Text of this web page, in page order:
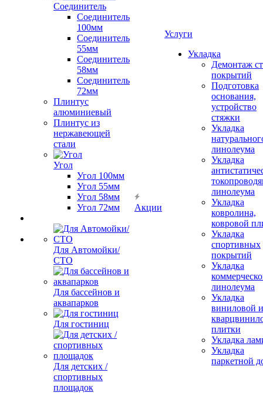
Соединитель
Соединитель
100мм
Соединитель
55мм
Соединитель
58мм
Соединитель
72мм
Плинтус
алюминиевый
Плинтус из
нержавеющей
стали
Угол
Угол 100мм
Угол 55мм
Угол 58мм
Угол 72мм
Для Автомойки/
СТО
Для бассейнов и
аквапарков
Для гостиниц
Для детских /
спортивных
площадок
Акции
Услуги
Укладка
Демонтаж
покрытий
Подготовка
основания,
устройство
стяжки
Укладка
линолеума
Укладка
линолеума
Укладка
ковролина,
ковровой
Укладка
спортивных
покрытий
Укладка
линолеума
Укладка
виниловой и
плитки
Укладка
Укладка
паркетной